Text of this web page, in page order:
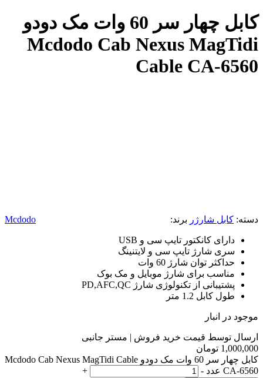
کابل چهار سر 60 وات مک دودو
Mcdodo Cab Nexus MagTidi
Cable CA-6560
دسته: کابل شارژر برند: Mcdodo
دارای کانکتور تایپ سی و USB
سری شارژ تایپ سی و لایتنینگ
حداکثر توان شارژ 60 وات
مناسب برای شارژ موبایل و مک بوک
پشتیبانی از تکنولوژی شارژ PD,AFC,QC
طول کابل 1.2 متر
موجود در انبار
ارسال توسط قیمت خرید فروش | مستر جانبی
1,000,000 تومان
کابل چهار سر 60 وات مک دودو Mcdodo Cab Nexus MagTidi Cable
CA-6560 عدد
-
+